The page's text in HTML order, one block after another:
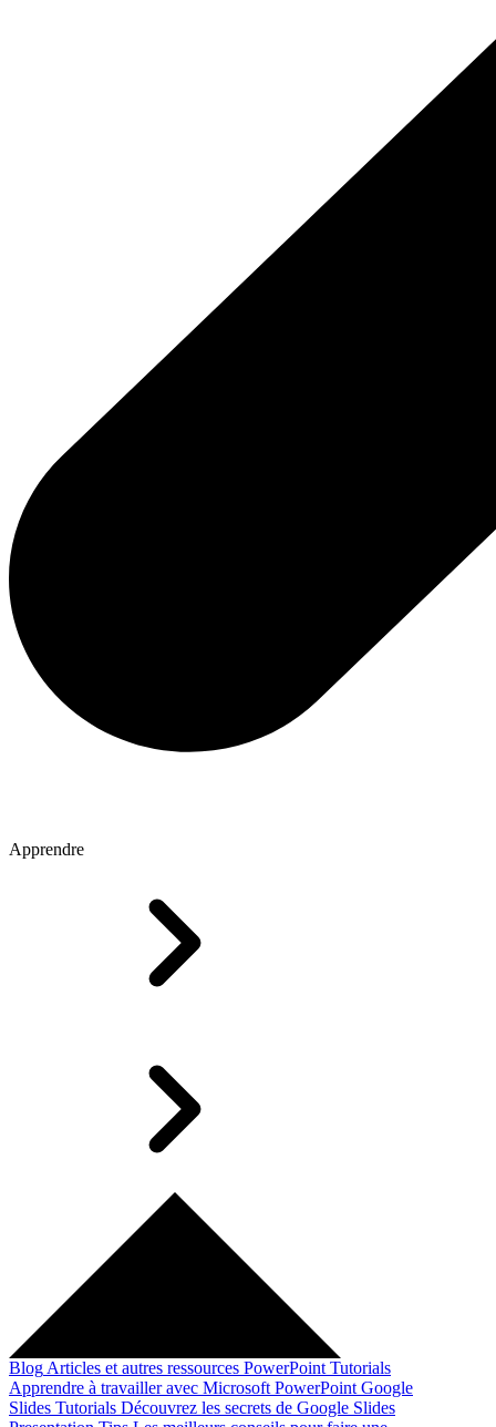
Apprendre
Blog Articles et autres ressources PowerPoint Tutorials
Apprendre à travailler avec Microsoft PowerPoint Google
Slides Tutorials Découvrez les secrets de Google Slides